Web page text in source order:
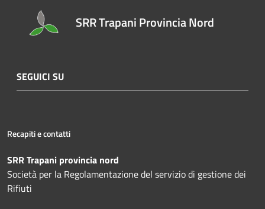
SRR Trapani Provincia Nord
SEGUICI SU
Recapiti e contatti
SRR Trapani provincia nord
Società per la Regolamentazione del servizio di gestione dei
Rifiuti